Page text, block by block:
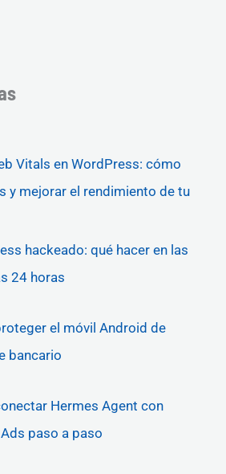
Vitals en WordPress: cómo
y mejorar el rendimiento de tu
hackeado: qué hacer en las
24 horas
el móvil Android de
bancario
Hermes Agent con
paso a paso